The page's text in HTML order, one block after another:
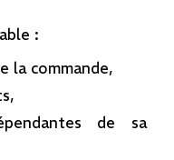
:
la commande,
de sa